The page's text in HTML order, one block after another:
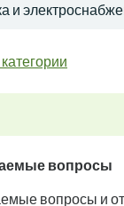
и
вопросы
вопросы и